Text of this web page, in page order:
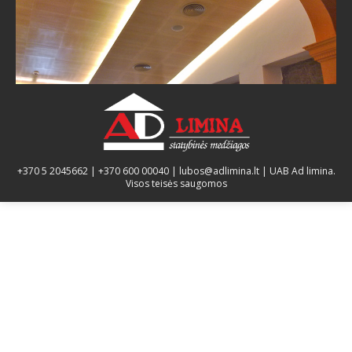
Kontaktai
+370 5 2045662| +370 600 00040| lubos@adlimina.lt| UAB Ad limina.
Visos teisės saugomos